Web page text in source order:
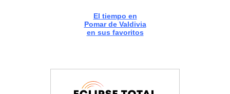
El tiempo en
Pomar de Valdivia
en sus favoritos